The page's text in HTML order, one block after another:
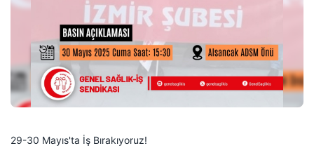
29-30 Mayıs'ta İş Bırakıyoruz!